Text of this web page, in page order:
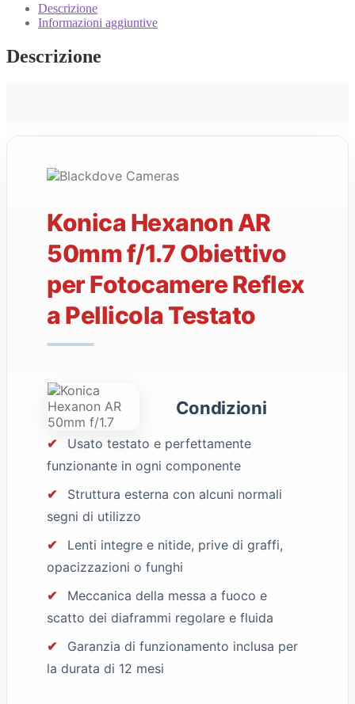
Descrizione
Informazioni aggiuntive
Descrizione
Konica Hexanon AR
50mm f/1.7 Obiettivo
per Fotocamere Reflex
a Pellicola Testato
Condizioni
✔
Usato testato e perfettamente
funzionante in ogni componente
✔
Struttura esterna con alcuni normali
segni di utilizzo
✔
Lenti integre e nitide, prive di graffi,
opacizzazioni o funghi
✔
Meccanica della messa a fuoco e
scatto dei diaframmi regolare e fluida
✔
Garanzia di funzionamento inclusa per
la durata di 12 mesi